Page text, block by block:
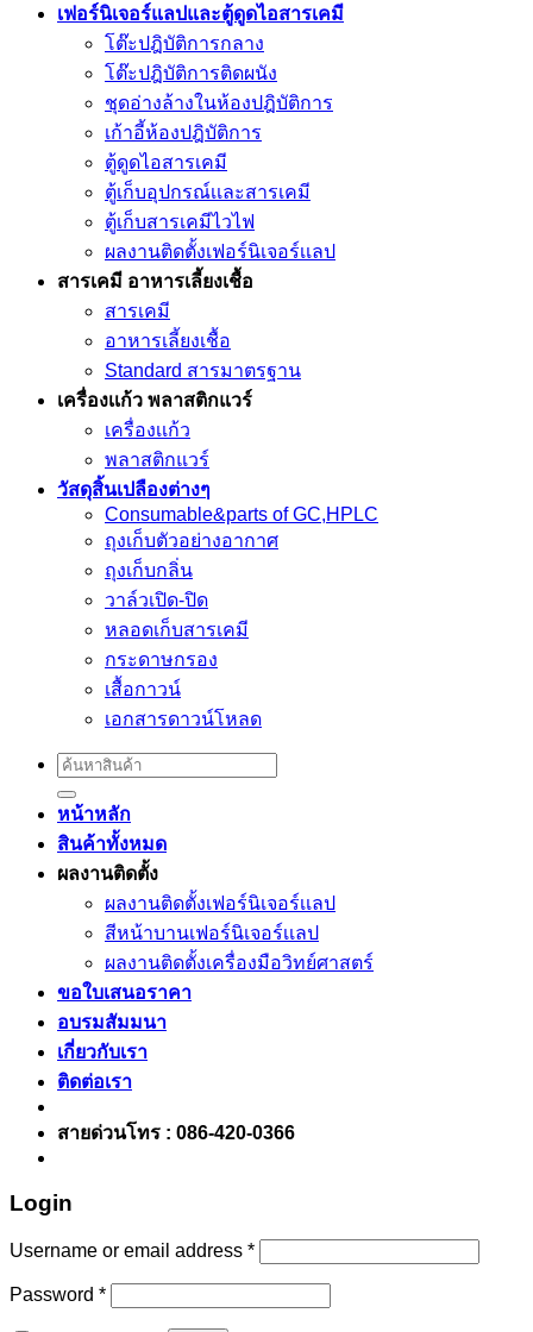
เฟอร์นิเจอร์แลปและตู้ดูดไอสารเคมี
โต๊ะปฎิบัติการกลาง
โต๊ะปฎิบัติการติดผนัง
ชุดอ่างล้างในห้องปฎิบัติการ
เก้าอี้ห้องปฎิบัติการ
ตู้ดูดไอสารเคมี
ตู้เก็บอุปกรณ์เเละสารเคมี
ตู้เก็บสารเคมีไวไฟ
ผลงานติดตั้งเฟอร์นิเจอร์เเลป
สารเคมี อาหารเลี้ยงเชื้อ
สารเคมี
อาหารเลี้ยงเชื้อ
Standard สารมาตรฐาน
เครื่องเเก้ว พลาสติกแวร์
เครื่องเเก้ว
พลาสติกแวร์
วัสดุสิ้นเปลืองต่างๆ
Consumable&parts of GC,HPLC
ถุงเก็บตัวอย่างอากาศ
ถุงเก็บกลิ่น
วาล์วเปิด-ปิด
หลอดเก็บสารเคมี
กระดาษกรอง
เสื้อกาวน์
เอกสารดาวน์โหลด
Search
for:
หน้าหลัก
สินค้าทั้งหมด
ผลงานติดตั้ง
ผลงานติดตั้งเฟอร์นิเจอร์เเลป
สีหน้าบานเฟอร์นิเจอร์เเลป
ผลงานติดตั้งเครื่องมือวิทย์ศาสตร์
ขอใบเสนอราคา
อบรมสัมมนา
เกี่ยวกับเรา
ติดต่อเรา
สายด่วนโทร : 086-420-0366
Login
Username or email address *
Password *